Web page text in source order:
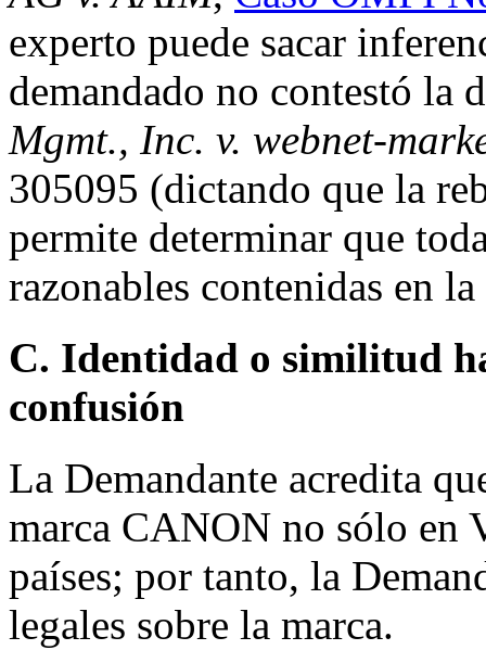
experto puede sacar
demandado no contestó la
Mgmt., Inc. v. webnet-
305095 (dictando que la
permite determinar que
razonables contenidas en
C. Identidad o similitud
confusión
La Demandante acredita
marca CANON no sólo en
países; por tanto, la
legales sobre la marca.